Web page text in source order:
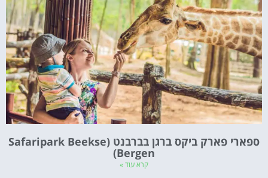
ספארי פארק ביקס ברגן בברבנט (Safaripark Beekse
Bergen)
קרא עוד »